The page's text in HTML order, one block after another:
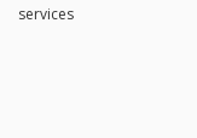
services